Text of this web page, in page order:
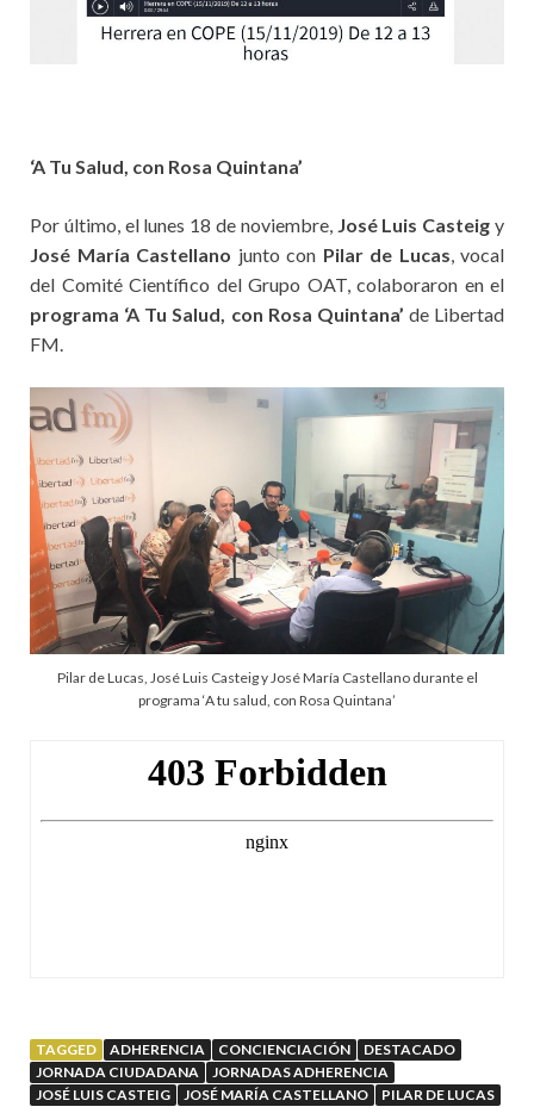
‘A Tu Salud, con Rosa Quintana’
Por último, el lunes 18 de noviembre, José Luis Casteig y
José María Castellano junto con Pilar de Lucas, vocal
del Comité Científico del Grupo OAT, colaboraron en el
programa ‘A Tu Salud, con Rosa Quintana’ de Libertad
FM.
Pilar de Lucas, José Luis Casteig y José María Castellano durante el
programa ‘A tu salud, con Rosa Quintana’
TAGGED ADHERENCIA CONCIENCIACIÓN
DESTACADO
JORNADA CIUDADANA
JORNADAS ADHERENCIA
JOSÉ LUIS CASTEIG
JOSÉ MARÍA CASTELLANO PILAR DE LUCAS